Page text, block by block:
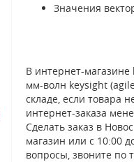
Значения
В интернет-
мм-волн keysight
складе, если товара
интернет-заказа
Сделать заказ в
магазин или с 10:00
вопросы, звоните по